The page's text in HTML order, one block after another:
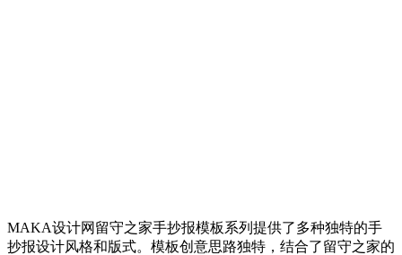
MAKA设计网留守之家手抄报模板系列提供了多种独特的手
抄报设计风格和版式。模板创意思路独特，结合了留守之家的